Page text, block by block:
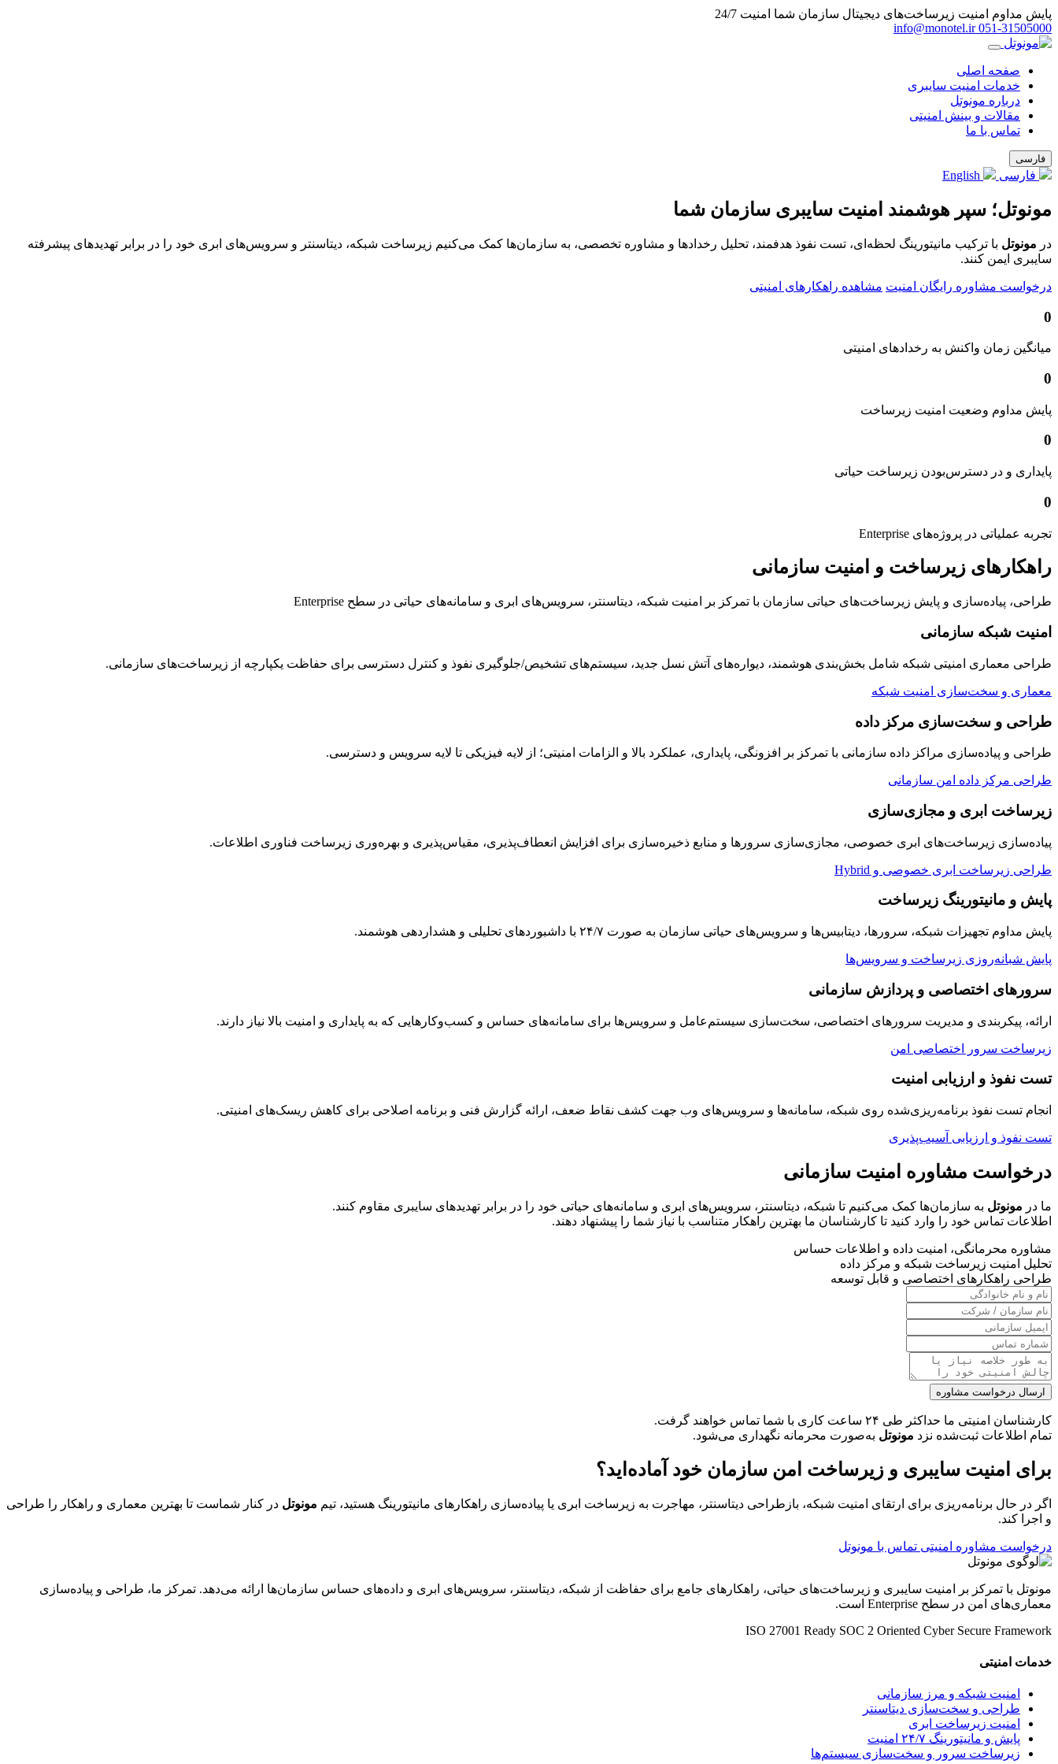
پایش مداوم امنیت زیرساخت‌های دیجیتال سازمان شما امنیت 24/7
info@monotel.ir 051‑31505000
صفحه اصلی
خدمات امنیت سایبری
درباره مونوتل
مقالات و بینش امنیتی
تماس با ما
فارسی
فارسی
مونوتل؛ سپر هوشمند امنیت سایبری سازمان شما
در مونوتل با ترکیب مانیتورینگ لحظه‌ای، تست نفوذ هدفمند، تحلیل رخدادها و مشاوره تخصصی، به سازمان‌ها کمک می‌کنیم زیرساخت شبکه، دیتاسنتر و سرویس‌های ابری خود را در برابر تهدیدهای پیشرفته
سایبری ایمن کنند.
درخواست مشاوره رایگان امنیت مشاهده راهکارهای امنیتی
0
میانگین زمان واکنش به رخدادهای امنیتی
0
پایش مداوم وضعیت امنیت زیرساخت
0
پایداری و در دسترس‌بودن زیرساخت حیاتی
0
تجربه عملیاتی در پروژه‌های Enterprise
راهکارهای زیرساخت و امنیت سازمانی
طراحی، پیاده‌سازی و پایش زیرساخت‌های حیاتی سازمان با تمرکز بر امنیت شبکه، دیتاسنتر، سرویس‌های ابری و سامانه‌های حیاتی در سطح Enterprise
امنیت شبکه سازمانی
طراحی معماری امنیتی شبکه شامل بخش‌بندی هوشمند، دیواره‌های آتش نسل جدید، سیستم‌های تشخیص/جلوگیری نفوذ و کنترل دسترسی برای حفاظت یکپارچه از زیرساخت‌های سازمانی.
معماری و سخت‌سازی امنیت شبکه
طراحی و سخت‌سازی مرکز داده
طراحی و پیاده‌سازی مراکز داده سازمانی با تمرکز بر افزونگی، پایداری، عملکرد بالا و الزامات امنیتی؛ از لایه فیزیکی تا لایه سرویس و دسترسی.
طراحی مرکز داده امن سازمانی
زیرساخت ابری و مجازی‌سازی
پیاده‌سازی زیرساخت‌های ابری خصوصی، مجازی‌سازی سرورها و منابع ذخیره‌سازی برای افزایش انعطاف‌پذیری، مقیاس‌پذیری و بهره‌وری زیرساخت فناوری اطلاعات.
طراحی زیرساخت ابری خصوصی و Hybrid
پایش و مانیتورینگ زیرساخت
پایش مداوم تجهیزات شبکه، سرورها، دیتابیس‌ها و سرویس‌های حیاتی سازمان به صورت ۲۴/۷ با داشبوردهای تحلیلی و هشداردهی هوشمند.
پایش شبانه‌روزی زیرساخت و سرویس‌ها
سرورهای اختصاصی و پردازش سازمانی
ارائه، پیکربندی و مدیریت سرورهای اختصاصی، سخت‌سازی سیستم‌عامل و سرویس‌ها برای سامانه‌های حساس و کسب‌وکارهایی که به پایداری و امنیت بالا نیاز دارند.
زیرساخت سرور اختصاصی امن
تست نفوذ و ارزیابی امنیت
انجام تست نفوذ برنامه‌ریزی‌شده روی شبکه، سامانه‌ها و سرویس‌های وب جهت کشف نقاط ضعف، ارائه گزارش فنی و برنامه اصلاحی برای کاهش ریسک‌های امنیتی.
تست نفوذ و ارزیابی آسیب‌پذیری
درخواست مشاوره امنیت سازمانی
ما در مونوتل به سازمان‌ها کمک می‌کنیم تا شبکه، دیتاسنتر، سرویس‌های ابری و سامانه‌های حیاتی خود را در برابر تهدیدهای سایبری مقاوم کنند.
اطلاعات تماس خود را وارد کنید تا کارشناسان ما بهترین راهکار متناسب با نیاز شما را پیشنهاد دهند.
مشاوره محرمانگی، امنیت داده و اطلاعات حساس
تحلیل امنیت زیرساخت شبکه و مرکز داده
طراحی راهکارهای اختصاصی و قابل توسعه
ارسال درخواست مشاوره
کارشناسان امنیتی ما حداکثر طی ۲۴ ساعت کاری با شما تماس خواهند گرفت.
تمام اطلاعات ثبت‌شده نزد مونوتل به‌صورت محرمانه نگهداری می‌شود.
برای امنیت سایبری و زیرساخت امن سازمان خود آماده‌اید؟
اگر در حال برنامه‌ریزی برای ارتقای امنیت شبکه، بازطراحی دیتاسنتر، مهاجرت به زیرساخت ابری یا پیاده‌سازی راهکارهای مانیتورینگ هستید، تیم مونوتل در کنار شماست تا بهترین معماری و راهکار را طراحی
و اجرا کند.
درخواست مشاوره امنیتی تماس با مونوتل
مونوتل با تمرکز بر امنیت سایبری و زیرساخت‌های حیاتی، راهکارهای جامع برای حفاظت از شبکه، دیتاسنتر، سرویس‌های ابری و داده‌های حساس سازمان‌ها ارائه می‌دهد. تمرکز ما، طراحی و پیاده‌سازی
معماری‌های امن در سطح Enterprise است.
ISO 27001 Ready SOC 2 Oriented Cyber Secure Framework
خدمات امنیتی
امنیت شبکه و مرز سازمانی
طراحی و سخت‌سازی دیتاسنتر
امنیت زیرساخت ابری
پایش و مانیتورینگ ۲۴/۷ امنیت
زیرساخت سرور و سخت‌سازی سیستم‌ها